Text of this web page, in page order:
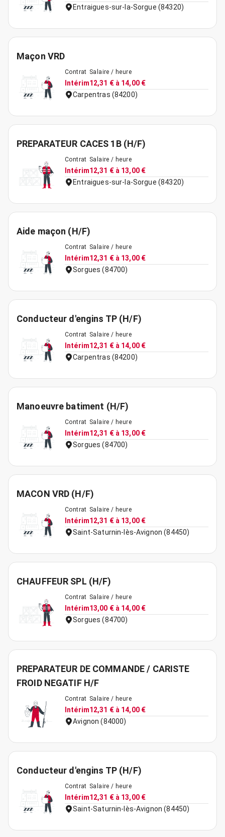
Entraigues-sur-la-Sorgue (84320)
Maçon VRD
Contrat
Intérim
Salaire / heure
12,31 € à 14,00 €
Carpentras (84200)
PREPARATEUR CACES 1B (H/F)
Contrat
Intérim
Salaire / heure
12,31 € à 13,00 €
Entraigues-sur-la-Sorgue (84320)
Aide maçon (H/F)
Contrat
Intérim
Salaire / heure
12,31 € à 13,00 €
Sorgues (84700)
Conducteur d'engins TP (H/F)
Contrat
Intérim
Salaire / heure
12,31 € à 14,00 €
Carpentras (84200)
Manoeuvre batiment (H/F)
Contrat
Intérim
Salaire / heure
12,31 € à 13,00 €
Sorgues (84700)
MACON VRD (H/F)
Contrat
Intérim
Salaire / heure
12,31 € à 13,00 €
Saint-Saturnin-lès-Avignon (84450)
CHAUFFEUR SPL (H/F)
Contrat
Intérim
Salaire / heure
13,00 € à 14,00 €
Sorgues (84700)
PREPARATEUR DE COMMANDE / CARISTE
FROID NEGATIF H/F
Contrat
Intérim
Salaire / heure
12,31 € à 14,00 €
Avignon (84000)
Conducteur d'engins TP (H/F)
Contrat
Intérim
Salaire / heure
12,31 € à 13,00 €
Saint-Saturnin-lès-Avignon (84450)